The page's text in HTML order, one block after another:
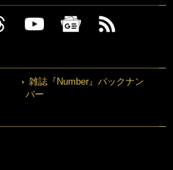
雑誌『Number』バックナン
バー